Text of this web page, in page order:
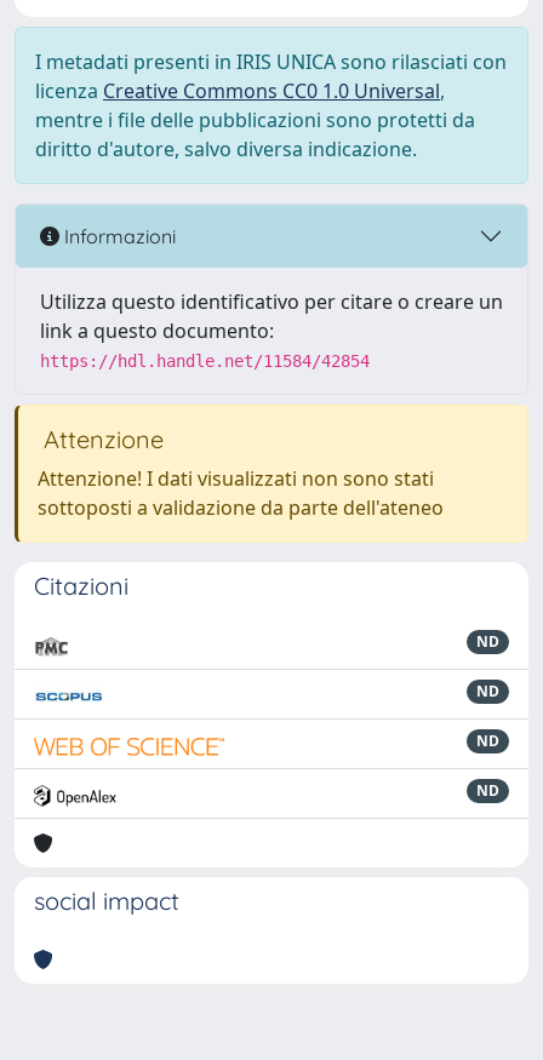
I metadati presenti in IRIS UNICA sono rilasciati con
licenza Creative Commons CC0 1.0 Universal,
mentre i file delle pubblicazioni sono protetti da
diritto d'autore, salvo diversa indicazione.
Informazioni
Utilizza questo identificativo per citare o creare un
link a questo documento:
https://hdl.handle.net/11584/42854
Attenzione
Attenzione! I dati visualizzati non sono stati
sottoposti a validazione da parte dell'ateneo
Citazioni
ND
ND
ND
ND
social impact